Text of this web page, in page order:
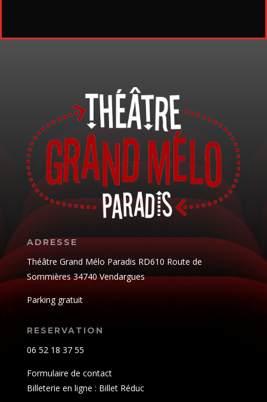
ADRESSE
Théâtre Grand Mélo Paradis RD610 Route de
Sommières 34740 Vendargues
Parking gratuit
RESERVATION
06 52 18 37 55
Formulaire de contact
Billeterie en ligne : Billet Réduc